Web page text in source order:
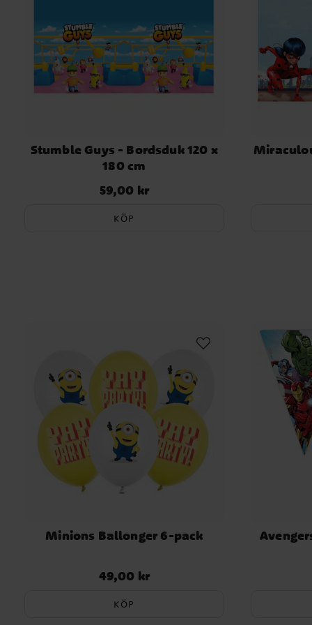
Stumble Guys - Bordsduk 120 x
180 cm
Pris:59,00 kr
59,00 kr
KÖP
Minions Ballonger 6-pack
Pris: 49,00 kr
49,00 kr
KÖP